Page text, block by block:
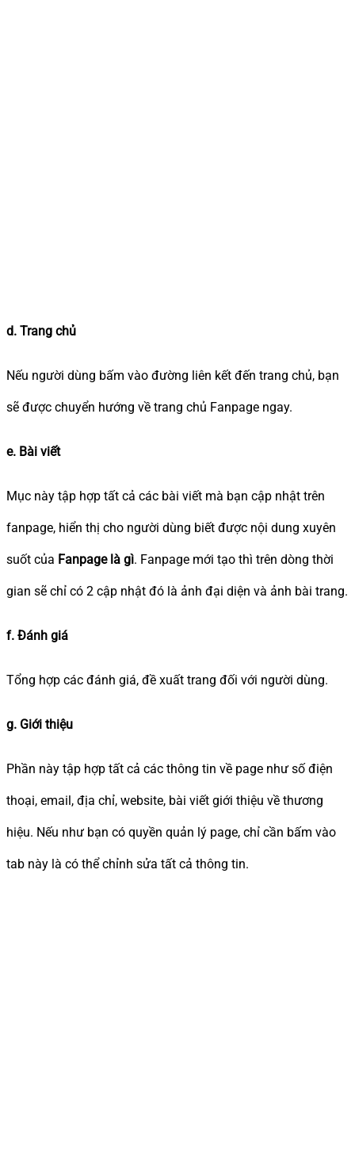
d. Trang chủ
Nếu người dùng bấm vào đường liên kết đến trang chủ, bạn
sẽ được chuyển hướng về trang chủ Fanpage ngay.
e. Bài viết
Mục này tập hợp tất cả các bài viết mà bạn cập nhật trên
fanpage, hiển thị cho người dùng biết được nội dung xuyên
suốt của Fanpage là gì. Fanpage mới tạo thì trên dòng thời
gian sẽ chỉ có 2 cập nhật đó là ảnh đại diện và ảnh bài trang.
f. Đánh giá
Tổng hợp các đánh giá, đề xuất trang đối với người dùng.
g. Giới thiệu
Phần này tập hợp tất cả các thông tin về page như số điện
thoại, email, địa chỉ, website, bài viết giới thiệu về thương
hiệu. Nếu như bạn có quyền quản lý page, chỉ cần bấm vào
tab này là có thể chỉnh sửa tất cả thông tin.